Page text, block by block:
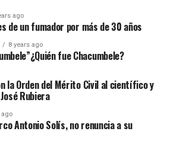
ago
de un fumador por más de 30 años
8 years ago
fue Chacumbele?
la Orden del Mérito Civil al científico y
Rubiera
ago
Antonio Solís, no renuncia a su